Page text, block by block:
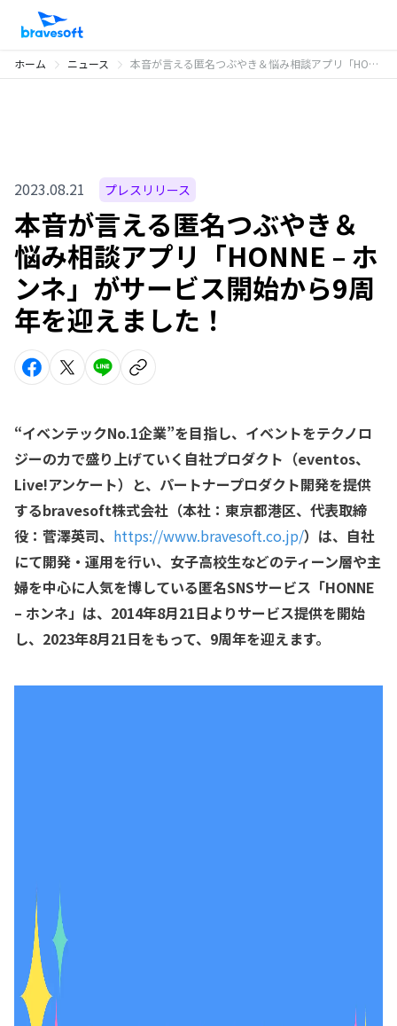
ホーム ニュース 本音が言える匿名つぶやき＆悩み相談アプリ「HONNE – ホンネ」がサービス開始から9周年を迎えました！
2023.08.21 プレスリリース
本音が言える匿名つぶやき＆
悩み相談アプリ「HONNE – ホ
ンネ」がサービス開始から9周
年を迎えました！
“イベンテックNo.1企業”を目指し、イベントをテクノロ
ジーの力で盛り上げていく自社プロダクト（eventos、
Live!アンケート）と、パートナープロダクト開発を提供
するbravesoft株式会社（本社：東京都港区、代表取締
役：菅澤英司、 https://www.bravesoft.co.jp/）は、自社
にて開発・運用を行い、女子高校生などのティーン層や主
婦を中心に人気を博している匿名SNSサービス「HONNE
– ホンネ」は、2014年8月21日よりサービス提供を開始
し、2023年8月21日をもって、9周年を迎えます。